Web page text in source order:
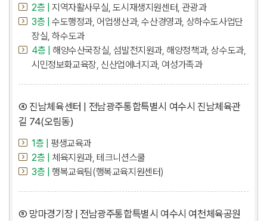
2층 |
지역자활사무실, 도시재생지원센터, 관광과
3층 |
수도행정과, 어업생산과, 수산경영과, 상하수도사업단
장실, 하수도과
4층 |
해양수산국장실, 섬발전지원과, 해양정책과, 상수도과,
시민정보화교육장, 신산업에너지과, 여성가족과
④ 진남체육센터 | 전남광주통합특별시 여수시 진남체육관
길 74(오림동)
1층 |
평생교육과
2층 |
체육지원과, 테크니션스쿨
3층 |
행복교육팀(행복교육지원센터)
⑤ 망마경기장 | 전남광주통합특별시 여수시 여천체육공원